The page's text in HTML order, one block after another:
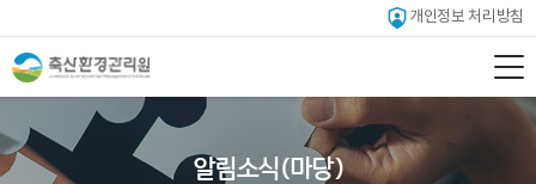
개인정보 처리방침
알림소식(마당)